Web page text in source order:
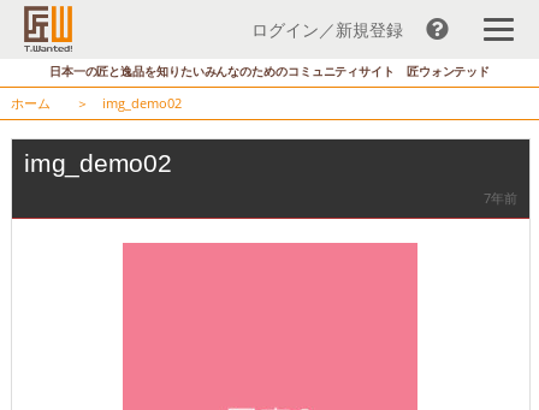
ン
テ
ログイン／新規登録
日本一の匠と逸品を知りたいみんなのためのコミュニティサイト 匠ウォンテッド
ホーム ＞ img_demo02
img_demo02
7年前